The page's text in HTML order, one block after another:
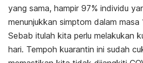
yang sama, hampir 97% individu
menunjukkan simptom dalam masa
Sebab itulah kita perlu melakukan
hari. Tempoh kuarantin ini sudah